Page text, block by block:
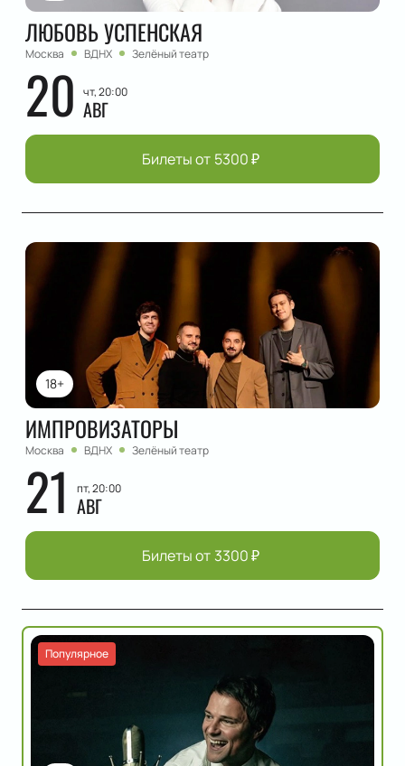
ЛЮБОВЬ УСПЕНСКАЯ
Москва ВДНХ Зелёный театр
20 чт, 20:00
АВГ
Билеты от 5300₽
18+
ИМПРОВИЗАТОРЫ
Москва ВДНХ Зелёный театр
21 пт, 20:00
АВГ
Билеты от 3300₽
Популярное